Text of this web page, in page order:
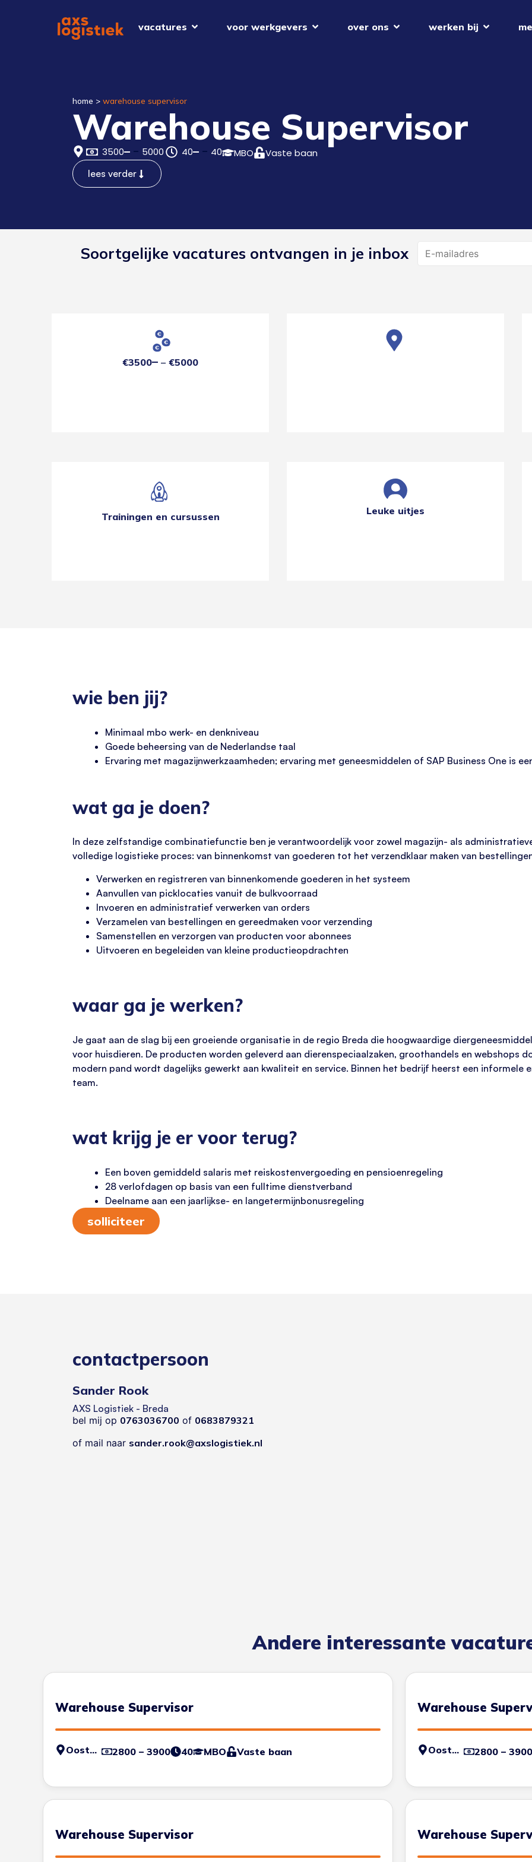
vacatures voor werkgevers over ons werken bij
home > warehouse supervisor
Warehouse Supervisor
3500 5000 40 40 MBO Vaste baan
lees verder
Soortgelijke vacatures ontvangen in je inbox
€3500 €5000
Trainingen en cursussen Leuke uitjes
wie ben jij?
Minimaal mbo werk- en denkniveau
Goede beheersing van de Nederlandse taal
Ervaring met magazijnwerkzaamheden; ervaring met geneesmiddelen of SAP Business One is
wat ga je doen?
In deze zelfstandige combinatiefunctie ben je verantwoordelijk voor zowel magazijn- als
volledige logistieke proces: van binnenkomst van goederen tot het verzendklaar maken van
Verwerken en registreren van binnenkomende goederen in het systeem
Aanvullen van picklocaties vanuit de bulkvoorraad
Invoeren en administratief verwerken van orders
Verzamelen van bestellingen en gereedmaken voor verzending
Samenstellen en verzorgen van producten voor abonnees
Uitvoeren en begeleiden van kleine productieopdrachten
waar ga je werken?
Je gaat aan de slag bij een groeiende organisatie in de regio Breda die hoogwaardige
voor huisdieren. De producten worden geleverd aan dierenspeciaalzaken, groothandels en webshops
modern pand wordt dagelijks gewerkt aan kwaliteit en service. Binnen het bedrijf heerst een informele
team.
wat krijg je er voor terug?
Een boven gemiddeld salaris met reiskostenvergoeding en pensioenregeling
28 verlofdagen op basis van een fulltime dienstverband
Deelname aan een jaarlijkse- en langetermijnbonusregeling
solliciteer
contactpersoon
Sander Rook
AXS Logistiek - Breda
bel mij op 0763036700 of 0683879321
of mail naar sander.rook@axslogistiek.nl
Andere interessante
Warehouse Supervisor
Oosterhout 2800 – 3900 40 MBO Vaste baan
Warehouse
Oosterhout 2800 – 3900
Warehouse Supervisor Warehouse